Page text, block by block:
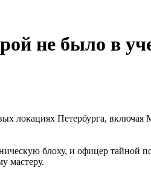
не было в
локациях Петербурга,
блоху, и офицер тайной
мастеру.